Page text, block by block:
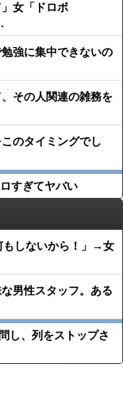
女「ドロボ
強に集中できないの
その人関連の雑務を
のタイミングでし
すぎてヤバい
もしないから！」→女
男性スタッフ。ある
し、列をストップさ